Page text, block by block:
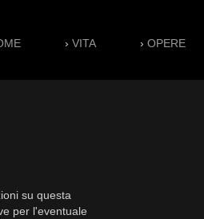
›VITA ›OPERE
su questa
per l'eventuale